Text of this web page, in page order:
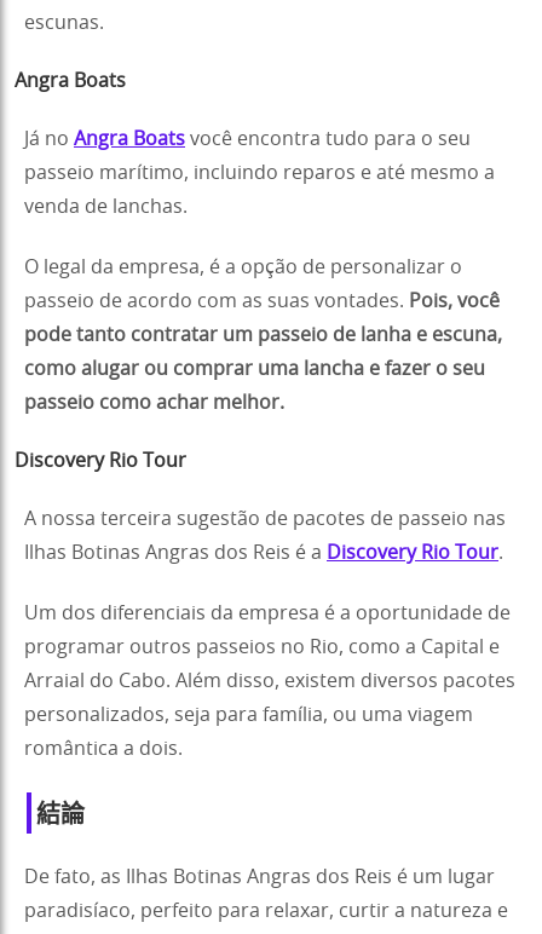
escunas.
Angra Boats
Já no Angra Boats você encontra tudo para o seu
passeio marítimo, incluindo reparos e até mesmo a
venda de lanchas.
O legal da empresa, é a opção de personalizar o
passeio de acordo com as suas vontades. Pois, você
pode tanto contratar um passeio de lanha e escuna,
como alugar ou comprar uma lancha e fazer o seu
passeio como achar melhor.
Discovery Rio Tour
A nossa terceira sugestão de pacotes de passeio nas
Ilhas Botinas Angras dos Reis é a Discovery Rio Tour.
Um dos diferenciais da empresa é a oportunidade de
programar outros passeios no Rio, como a Capital e
Arraial do Cabo. Além disso, existem diversos pacotes
personalizados, seja para família, ou uma viagem
romântica a dois.
結論
De fato, as Ilhas Botinas Angras dos Reis é um lugar
paradisíaco, perfeito para relaxar, curtir a natureza e